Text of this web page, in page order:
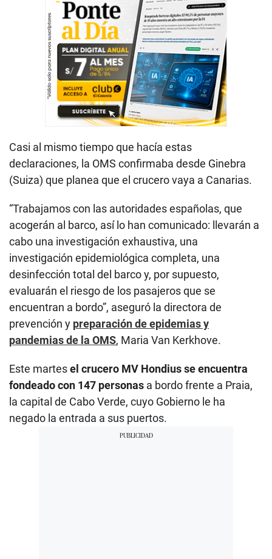
Casi al mismo tiempo que hacía estas
declaraciones, la OMS confirmaba desde Ginebra
(Suiza) que planea que el crucero vaya a Canarias.
“Trabajamos con las autoridades españolas, que
acogerán al barco, así lo han comunicado: llevarán a
cabo una investigación exhaustiva, una
investigación epidemiológica completa, una
desinfección total del barco y, por supuesto,
evaluarán el riesgo de los pasajeros que se
encuentran a bordo”, aseguró la directora de
prevención y preparación de epidemias y
pandemias de la OMS, Maria Van Kerkhove.
Este martesel crucero MV Hondius se encuentra
fondeado con 147 personas a bordo frente a Praia,
la capital de Cabo Verde, cuyo Gobierno le ha
negado la entrada a sus puertos.